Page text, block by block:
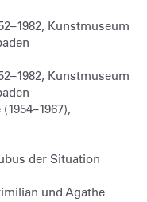
Kunstmuseum
Kunstmuseum
der Situation
und Agathe